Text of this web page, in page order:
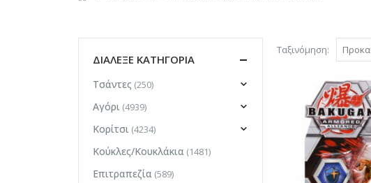
Ταξινόμηση:
ΔΙΑΛΕΞΕ ΚΑΤΗΓΟΡΙΑ
Τσάντες (250)
Αγόρι (4939)
Κορίτσι (4234)
Κούκλες/Κουκλάκια (1481)
Επιτραπεζία (589)